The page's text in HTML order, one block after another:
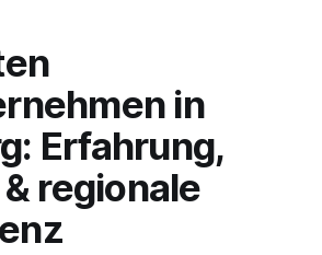
in
Erfahrung,
regionale